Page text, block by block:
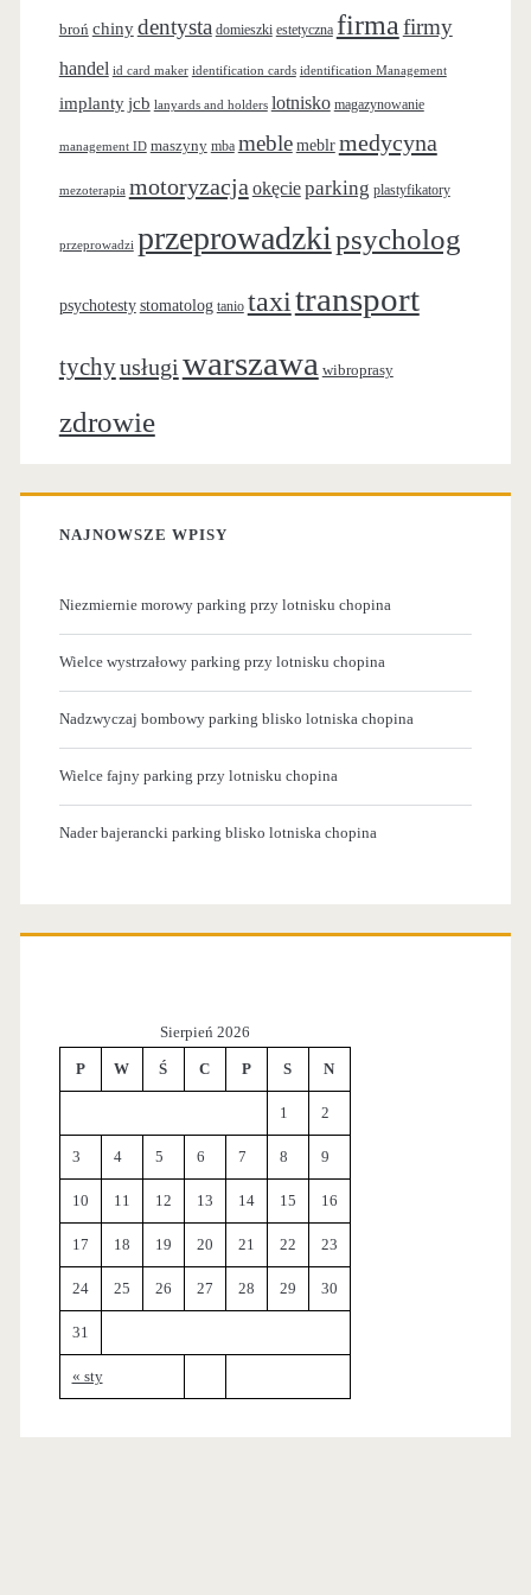
m
y
ś
l
a
n
e
broń chiny dentysta domieszki estetyczna firma firmy
handel id card maker identification cards identification Management
implantyjcb lanyards and holders lotnisko magazynowanie
management ID maszyny mba meble meblr medycyna
mezoterapia motoryzacja okęcieparking plastyfikatory
przeprowadzi przeprowadzkipsycholog
psychotesty stomatolog tanio taxitransport
tychyusługi warszawa wibroprasy
zdrowie
NAJNOWSZE WPISY
Niezmiernie morowy parking przy lotnisku chopina
Wielce wystrzałowy parking przy lotnisku chopina
Nadzwyczaj bombowy parking blisko lotniska chopina
Wielce fajny parking przy lotnisku chopina
Nader bajerancki parking blisko lotniska chopina
Sierpień 2026
P W Ś C P S N
« sty
1 2
3 4 5 6 7 8 9
10 11 12 13 14 15 16
17 18 19 20 21 22 23
24 25 26 27 28 29 30
31